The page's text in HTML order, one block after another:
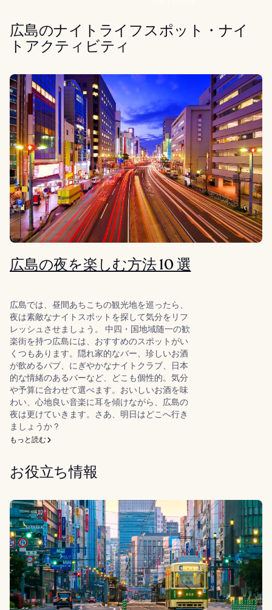
広島のナイトライフスポット・ナイ
トアクティビティ
広島の夜を楽しむ方法 10 選
広島では、昼間あちこちの観光地を巡ったら、
夜は素敵なナイトスポットを探して気分をリフ
レッシュさせましょう。 中四・国地域随一の歓
楽街を持つ広島には、おすすめのスポットがい
くつもあります。隠れ家的なバー、珍しいお酒
が飲めるパブ、にぎやかなナイトクラブ、日本
的な情緒のあるバーなど、どこも個性的。気分
や予算に合わせて選べます。おいしいお酒を味
わい、心地良い音楽に耳を傾けながら、広島の
夜は更けていきます。さあ、明日はどこへ行き
ましょうか ?
もっと読む
お役立ち情報